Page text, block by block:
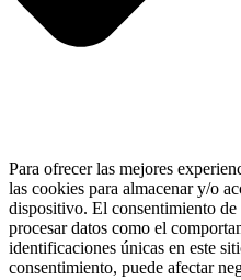
Para ofrecer las mejores
las cookies para almacenar y/o
dispositivo. El consentimiento de
procesar datos como el
identificaciones únicas en este
consentimiento, puede afectar